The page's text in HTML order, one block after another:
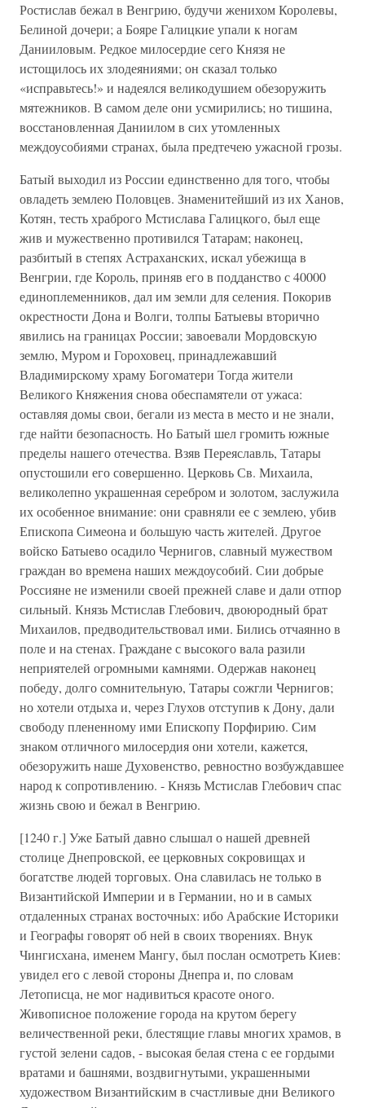
Ростислав бежал в Венгрию, будучи женихом Королевы,
Белиной дочери; а Бояре Галицкие упали к ногам
Данииловым. Редкое милосердие сего Князя не
истощилось их злодеяниями; он сказал только
«исправьтесь!» и надеялся великодушием обезоружить
мятежников. В самом деле они усмирились; но тишина,
восстановленная Даниилом в сих утомленных
междоусобиями странах, была предтечею ужасной грозы.
Батый выходил из России единственно для того, чтобы
овладеть землею Половцев. Знаменитейший из их Ханов,
Котян, тесть храброго Мстислава Галицкого, был еще
жив и мужественно противился Татарам; наконец,
разбитый в степях Астраханских, искал убежища в
Венгрии, где Король, приняв его в подданство с 40000
единоплеменников, дал им земли для селения. Покорив
окрестности Дона и Волги, толпы Батыевы вторично
явились на границах России; завоевали Мордовскую
землю, Муром и Гороховец, принадлежавший
Владимирскому храму Богоматери Тогда жители
Великого Княжения снова обеспамятели от ужаса:
оставляя домы свои, бегали из места в место и не знали,
где найти безопасность. Но Батый шел громить южные
пределы нашего отечества. Взяв Переяславль, Татары
опустошили его совершенно. Церковь Св. Михаила,
великолепно украшенная серебром и золотом, заслужила
их особенное внимание: они сравняли ее с землею, убив
Епископа Симеона и большую часть жителей. Другое
войско Батыево осадило Чернигов, славный мужеством
граждан во времена наших междоусобий. Сии добрые
Россияне не изменили своей прежней славе и дали отпор
сильный. Князь Мстислав Глебович, двоюродный брат
Михаилов, предводительствовал ими. Бились отчаянно в
поле и на стенах. Граждане с высокого вала разили
неприятелей огромными камнями. Одержав наконец
победу, долго сомнительную, Татары сожгли Чернигов;
но хотели отдыха и, через Глухов отступив к Дону, дали
свободу плененному ими Епископу Порфирию. Сим
знаком отличного милосердия они хотели, кажется,
обезоружить наше Духовенство, ревностно возбуждавшее
народ к сопротивлению. - Князь Мстислав Глебович спас
жизнь свою и бежал в Венгрию.
[1240 г.] Уже Батый давно слышал о нашей древней
столице Днепровской, ее церковных сокровищах и
богатстве людей торговых. Она славилась не только в
Византийской Империи и в Германии, но и в самых
отдаленных странах восточных: ибо Арабские Историки
и Географы говорят об ней в своих творениях. Внук
Чингисхана, именем Мангу, был послан осмотреть Киев:
увидел его с левой стороны Днепра и, по словам
Летописца, не мог надивиться красоте оного.
Живописное положение города на крутом берегу
величественной реки, блестящие главы многих храмов, в
густой зелени садов, - высокая белая стена с ее гордыми
вратами и башнями, воздвигнутыми, украшенными
художеством Византийским в счастливые дни Великого